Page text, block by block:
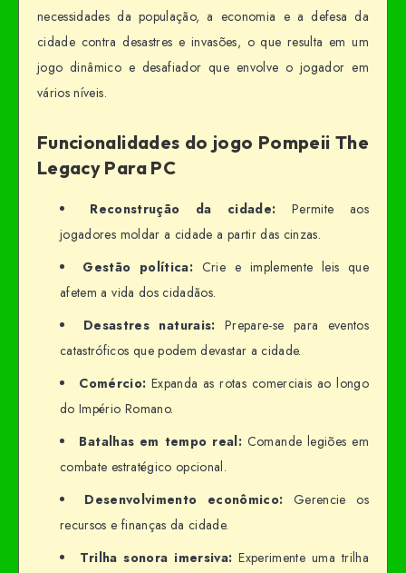
necessidades da população, a economia e a defesa da
cidade contra desastres e invasões, o que resulta em um
jogo dinâmico e desafiador que envolve o jogador em
vários níveis.
Funcionalidades do jogo Pompeii The
Legacy Para PC
Reconstrução da cidade: Permite aos
jogadores moldar a cidade a partir das cinzas.
Gestão política: Crie e implemente leis que
afetem a vida dos cidadãos.
Desastres naturais: Prepare-se para eventos
catastróficos que podem devastar a cidade.
Comércio: Expanda as rotas comerciais ao longo
do Império Romano.
Batalhas em tempo real:Comande legiões em
combate estratégico opcional.
Desenvolvimento econômico: Gerencie os
recursos e finanças da cidade.
Trilha sonora imersiva: Experimente uma trilha